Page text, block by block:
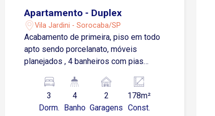
Apartamento - Duplex
Vila Jardini - Sorocaba/SP
Acabamento de primeira, piso em todo
apto sendo porcelanato, móveis
planejados , 4 banheiros com pias
3 dormitórios sendo 2 suítes Piso
superior 1 suíte e 1 dormitório e
banheiro social Piso inferior Hall de
3
Dorm.
4
Banho
2
Garagens
178m²
Const.